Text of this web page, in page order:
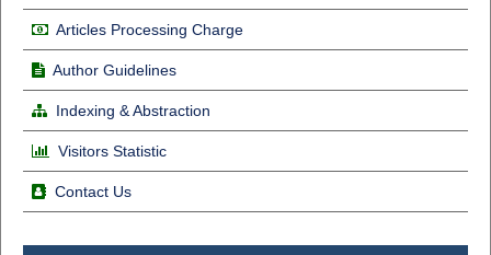
Articles Processing Charge
Author Guidelines
Indexing & Abstraction
Visitors Statistic
Contact Us